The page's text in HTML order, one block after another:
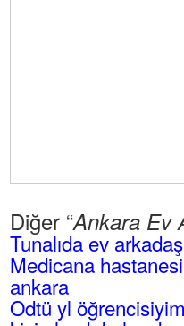
Diğer “Ankara Ev
Tunalıda ev
Medicana hastanesi
ankara
Odtü yl